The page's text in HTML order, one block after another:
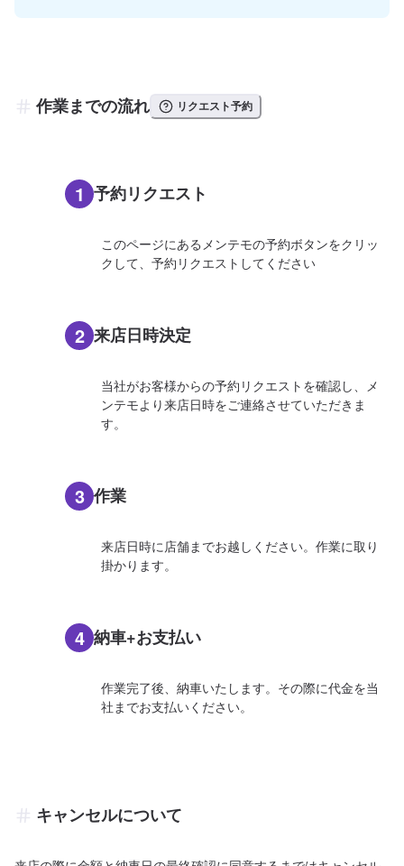
作業までの流れ リクエスト予約
1 予約リクエスト
このページにあるメンテモの予約ボタンをクリッ
クして、予約リクエストしてください
2 来店日時決定
当社がお客様からの予約リクエストを確認し、メ
ンテモより来店日時をご連絡させていただきま
す。
3 作業
来店日時に店舗までお越しください。作業に取り
掛かります。
4 納車+お支払い
作業完了後、納車いたします。その際に代金を当
社までお支払いください。
キャンセルについて